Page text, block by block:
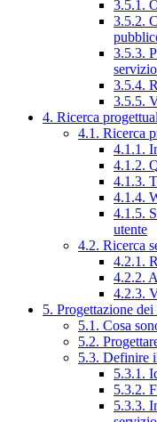
3.5.1.
3.5.2.
3.5.3.
servizio
3.5.4.
3.5.5.
4. Ricerca
4.1. Ricerca
4.1.1.
4.1.2.
4.1.3.
4.1.4.
4.1.5.
utente
4.2. Ricerca
4.2.1.
4.2.2.
4.2.3.
5. Progettazione dei
5.1. Cosa
5.2.
5.3. Definire
5.3.1.
5.3.2.
5.3.3.